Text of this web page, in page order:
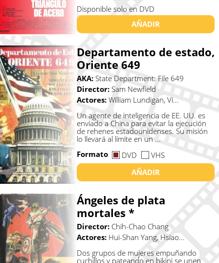
Disponible solo en DVD
AÑADIR
Departamento de estado,
Oriente 649
AKA: State Department: File 649
Director: Sam Newfield
Actores: William Lundigan, Vi...
Un agente de inteligencia de EE. UU. es
enviado a China para evitar la ejecución
de rehenes estadounidenses. Su misión
lo llevará al límite en un ...
Formato
DVD
VHS
AÑADIR
Ángeles de plata
mortales *
Director: Chih-Chao Chang
Actores: Hui-Shan Yang, Hsiao...
Dos grupos de mujeres empuñando
cuchillos y pateando en bikini se unen